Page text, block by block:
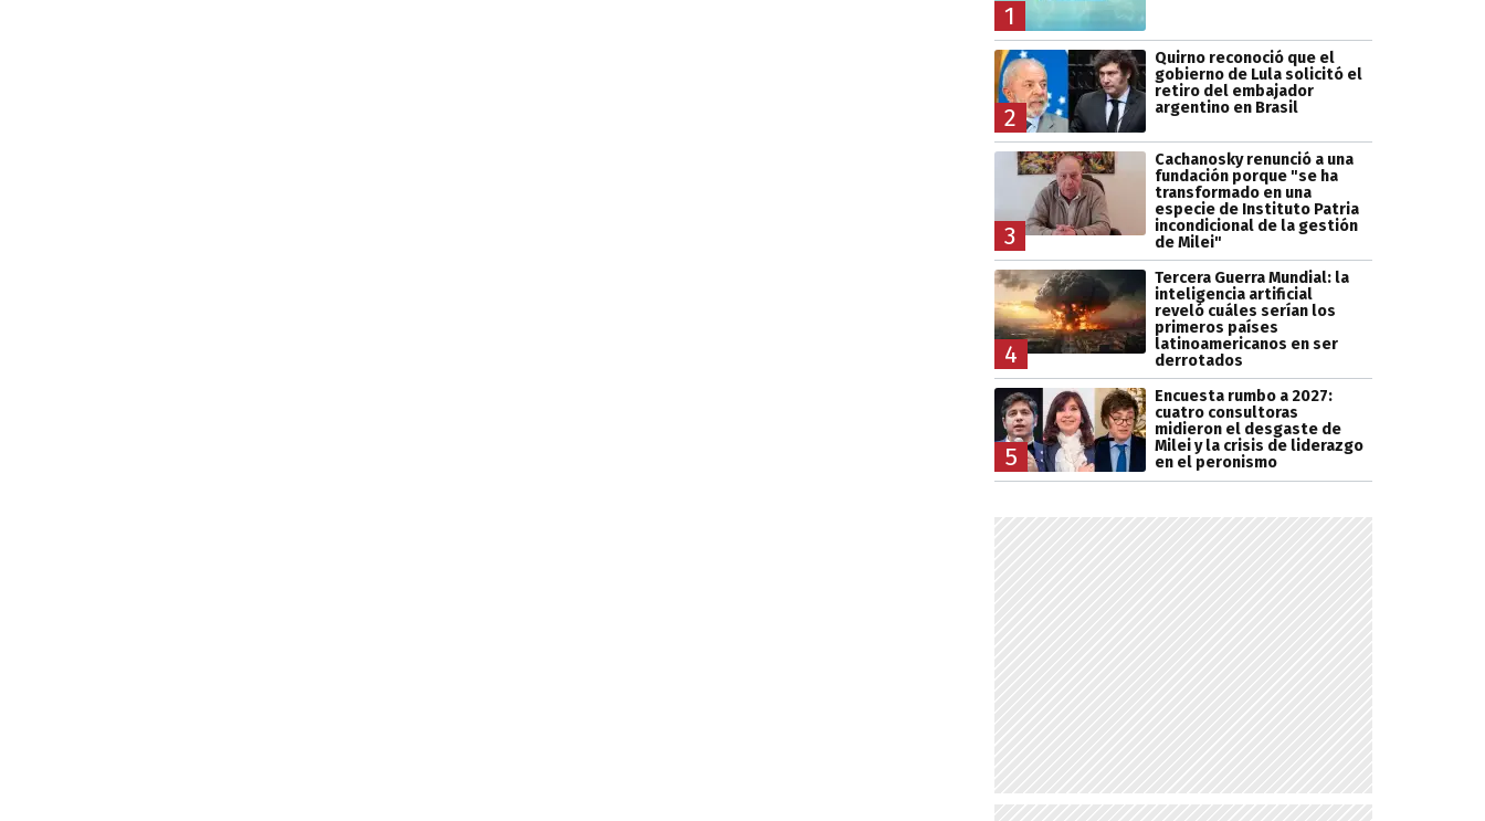
1
2
Quirno reconoció que el
gobierno de Lula solicitó el
retiro del embajador
argentino en Brasil
3
Cachanosky renunció a una
fundación porque "se ha
transformado en una
especie de Instituto Patria
incondicional de la gestión
de Milei"
4
Tercera Guerra Mundial: la
inteligencia artificial
reveló cuáles serían los
primeros países
latinoamericanos en ser
derrotados
5
Encuesta rumbo a 2027:
cuatro consultoras
midieron el desgaste de
Milei y la crisis de liderazgo
en el peronismo